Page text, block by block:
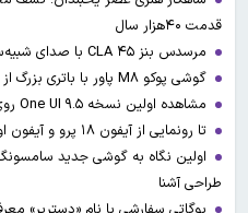
قدمت ۴۰هزار سال
مرسدس بنز CLA ۴۵ با صدای شبیه‌سازی شده برگشت
گوشی پوکو M۸ پاور با باتری بزرگ از راه رسید
مشاهده اولین نسخه One UI ۹.۵ روی سرورهای سامسونگ
تا رونمایی از آیفون ۱۸ پرو و آیفون اولترا چقدر مانده است؟
طراحی آشنا